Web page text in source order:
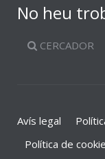
No heu
CERCADOR
Avís legal
Política de